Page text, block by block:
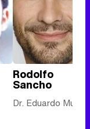
Rodolfo
Sancho
Dr. Eduardo Murúa